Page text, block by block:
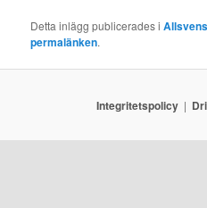
Detta inlägg publicerades i
permalänken.
Integritetspolicy